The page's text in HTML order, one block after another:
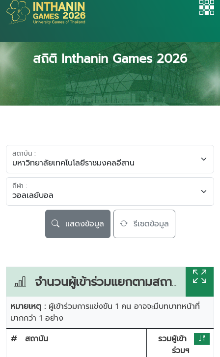
สถิติ Inthanin Games 2026
สถาบัน :
กีฬา :
แสดงข้อมูล รีเซตข้อมูล
จำนวนผู้เข้าร่วมแยกตามสถาบัน
หมายเหตุ : ผู้เข้าร่วมการแข่งขัน 1 คน อาจจะมีบทบาทหน้าที่
มากกว่า 1 อย่าง
#
สถาบัน
รวมผู้เข้า
ร่วมฯ